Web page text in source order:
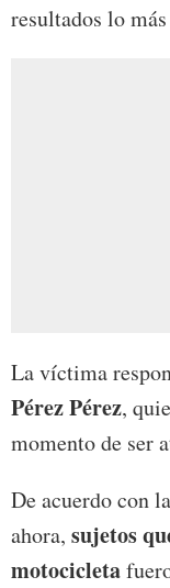
resultados lo
La víctima
Pérez Pérez,
momento de ser
De acuerdo con
ahora, sujetos
motocicleta